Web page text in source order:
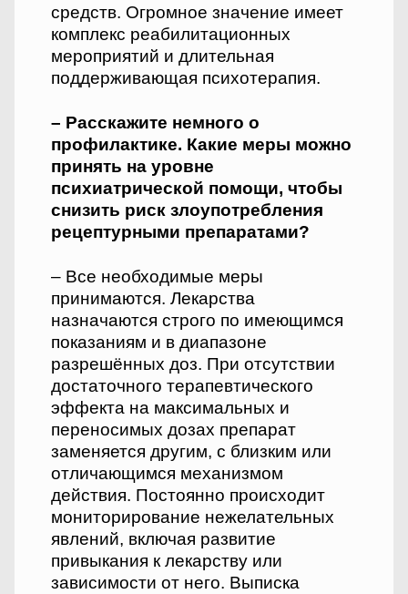
средств. Огромное значение имеет
комплекс реабилитационных
мероприятий и длительная
поддерживающая психотерапия.
– Расскажите немного о
профилактике. Какие меры можно
принять на уровне
психиатрической помощи, чтобы
снизить риск злоупотребления
рецептурными препаратами?
– Все необходимые меры
принимаются. Лекарства
назначаются строго по имеющимся
показаниям и в диапазоне
разрешённых доз. При отсутствии
достаточного терапевтического
эффекта на максимальных и
переносимых дозах препарат
заменяется другим, с близким или
отличающимся механизмом
действия. Постоянно происходит
мониторирование нежелательных
явлений, включая развитие
привыкания к лекарству или
зависимости от него. Выписка